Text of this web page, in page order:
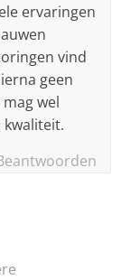
ervaringen
vind
geen
wel